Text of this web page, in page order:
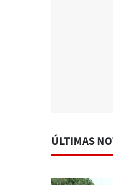
ÚLTIMAS